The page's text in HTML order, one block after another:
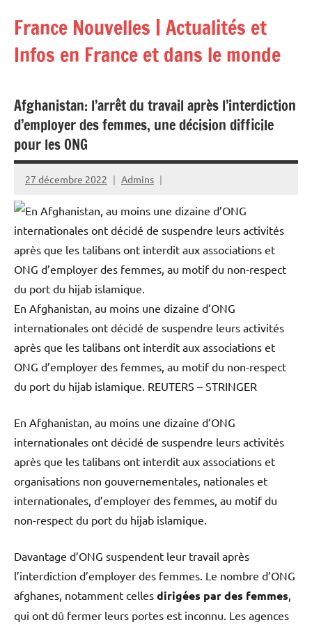
contenu
France Nouvelles | Actualités et
Infos en France et dans le monde
Afghanistan: l’arrêt du travail après l’interdiction
d’employer des femmes, une décision difficile
pour les ONG
27 décembre 2022 Admins
En Afghanistan, au moins une dizaine d’ONG
internationales ont décidé de suspendre leurs activités
après que les talibans ont interdit aux associations et
ONG d’employer des femmes, au motif du non-respect
du port du hijab islamique. REUTERS – STRINGER
En Afghanistan, au moins une dizaine d’ONG
internationales ont décidé de suspendre leurs activités
après que les talibans ont interdit aux associations et
organisations non gouvernementales, nationales et
internationales, d’employer des femmes, au motif du
non-respect du port du hijab islamique.
Davantage d’ONG suspendent leur travail après
l’interdiction d’employer des femmes. Le nombre d’ONG
afghanes, notamment celles dirigées par des femmes,
qui ont dû fermer leurs portes est inconnu. Les agences